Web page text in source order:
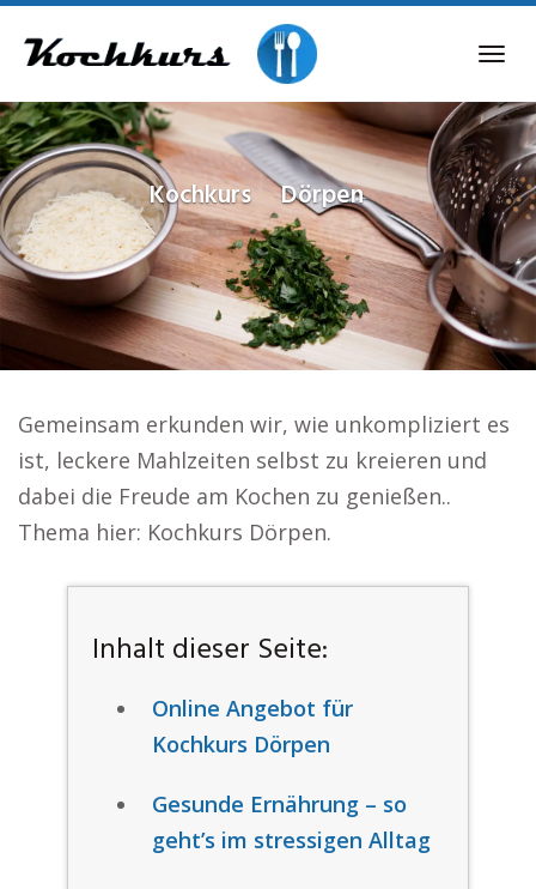
content
Kochkurs Dörpen
Gemeinsam erkunden wir, wie unkompliziert es
ist, leckere Mahlzeiten selbst zu kreieren und
dabei die Freude am Kochen zu genießen..
Thema hier: Kochkurs Dörpen.
Inhalt dieser Seite:
Online Angebot für
Kochkurs Dörpen
Gesunde Ernährung – so
geht’s im stressigen Alltag